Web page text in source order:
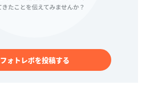
フォトレポを投稿する